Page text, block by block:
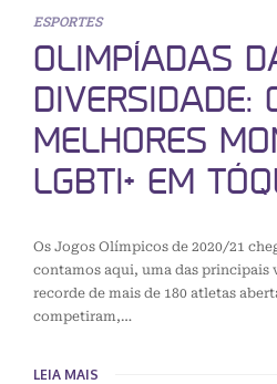
ESPORTES
OLIMPÍADAS
DIVERSIDADE:
MELHORES
LGBTI+ EM
Os Jogos Olímpicos de 2020/21
contamos aqui, uma das principais
recorde de mais de 180 atletas
competiram,…
LEIA MAIS